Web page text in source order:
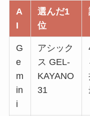
A
I
選んだ1
位
G
e
m
in
i
アシック
ス GEL-
KAYANO
31